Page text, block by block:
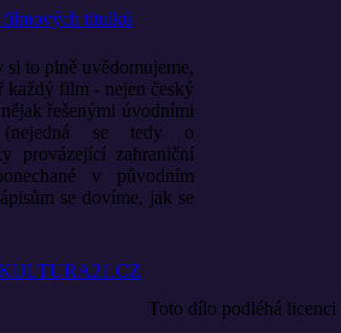
filmových titulků
si to plně uvědomujeme,
každý film - nejen český
řešenými úvodními
se tedy o
provázející zahraniční
v původním
se dovíme, jak se
Toto dílo podléhá licenci